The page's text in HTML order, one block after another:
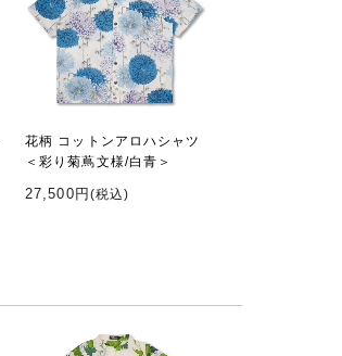
花柄 コットンアロハシャツ
＜彩り菊蔦文様/白青＞
27,500円 (税込)